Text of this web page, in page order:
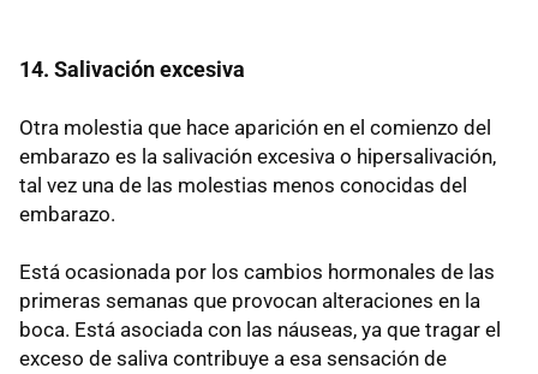
14. Salivación excesiva
Otra molestia que hace aparición en el comienzo del
embarazo es la salivación excesiva o hipersalivación,
tal vez una de las molestias menos conocidas del
embarazo.
Está ocasionada por los cambios hormonales de las
primeras semanas que provocan alteraciones en la
boca. Está asociada con las náuseas, ya que tragar el
exceso de saliva contribuye a esa sensación de